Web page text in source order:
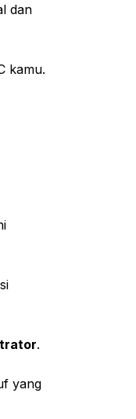
dan
kamu.
.
yang